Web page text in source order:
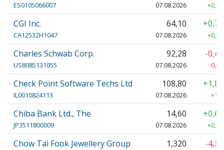
ES0105066007 07.08.2026
CGI Inc.
CA12532H1047
64,10
07.08.2026
Charles Schwab Corp.
US8085131055
92,28
07.08.2026
-
-
Check Point Software Techs Ltd
IL0010824113
108,80
07.08.2026
Chiba Bank Ltd., The
JP3511800009
14,60
07.08.2026
Chow Tai Fook Jewellery Group 1,320 -